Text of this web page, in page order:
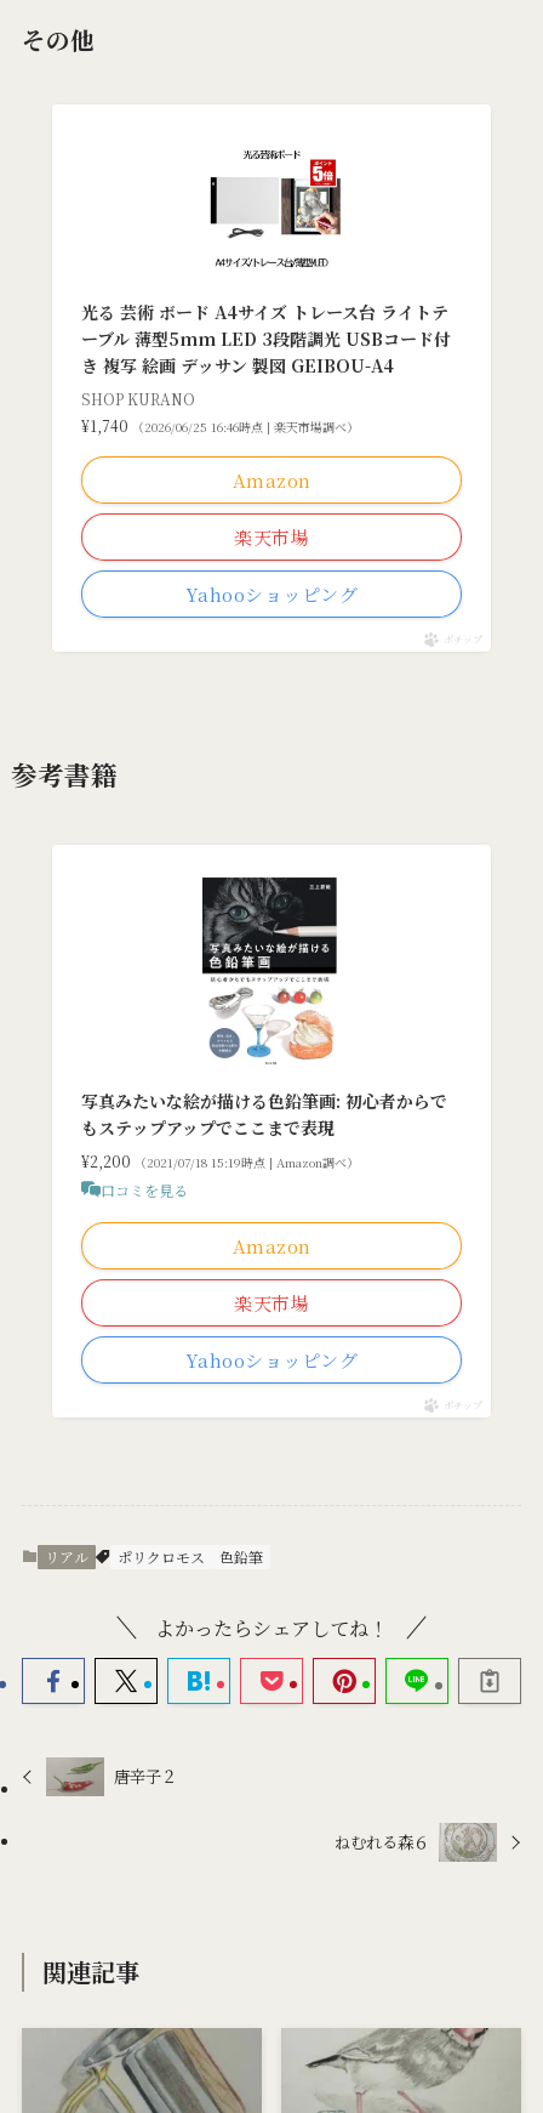
その他
光る 芸術 ボード A4サイズ トレース台 ライトテ
ーブル 薄型5mm LED 3段階調光 USBコード付
き 複写 絵画 デッサン 製図 GEIBOU-A4
SHOP KURANO
¥1,740
（2026/06/25 16:46時点 | 楽天市場調べ）
Amazon
楽天市場
Yahooショッピング
ポチップ
参考書籍
写真みたいな絵が描ける色鉛筆画: 初心者からで
もステップアップでここまで表現
¥2,200 （2021/07/18 15:19時点 | Amazon調べ）
口コミを見る
Amazon
楽天市場
Yahooショッピング
ポチップ
リアル ポリクロモス 色鉛筆
よかったらシェアしてね！
唐辛子２
ねむれる森６
関連記事